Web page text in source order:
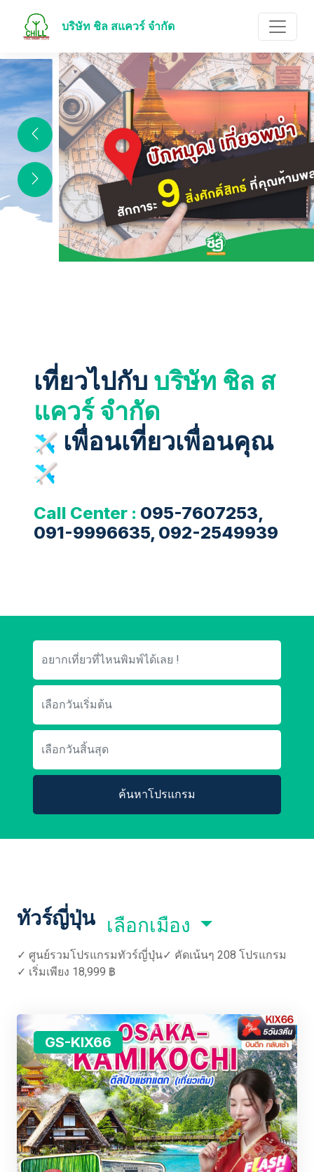
บริษัท ชิล สแควร์ จำกัด
เที่ยวไปกับ บริษัท ชิล ส
แควร์ จำกัด
เพื่อนเที่ยวเพื่อนคุณ
Call Center : 095-7607253,
091-9996635, 092-2549939
ค้นหาโปรแกรม
ทัวร์ญี่ปุ่น เลือกเมือง
✓ ศูนย์รวมโปรแกรมทัวร์ญี่ปุ่น✓ คัดเน้นๆ 208 โปรแกรม
✓ เริ่มเพียง 18,999 ฿
GS-KIX66